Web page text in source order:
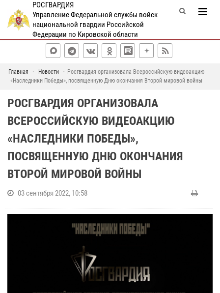
РОСГВАРДИЯ
Управление Федеральной службы войск
национальной гвардии Российской
Федерации по Кировской области
Главная Новости
Росгвардия организовала Всероссийскую видеоакцию
«Наследники Победы», посвященную Дню окончания Второй мировой войны
РОСГВАРДИЯ ОРГАНИЗОВАЛА
ВСЕРОССИЙСКУЮ ВИДЕОАКЦИЮ
«НАСЛЕДНИКИ ПОБЕДЫ»,
ПОСВЯЩЕННУЮ ДНЮ ОКОНЧАНИЯ
ВТОРОЙ МИРОВОЙ ВОЙНЫ
03 сентября 2022, 10:58